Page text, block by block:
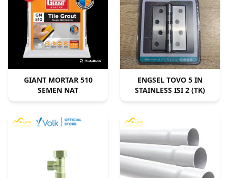
GIANT MORTAR 510
SEMEN NAT
ENGSEL TOVO 5 IN
STAINLESS ISI 2 (TK)